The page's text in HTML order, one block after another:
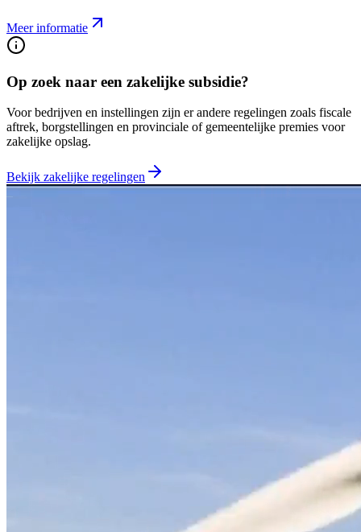
Meer informatie
Op zoek naar een zakelijke subsidie?
Voor bedrijven en instellingen zijn er andere regelingen zoals fiscale
aftrek, borgstellingen en provinciale of gemeentelijke premies voor
zakelijke opslag.
Bekijk zakelijke regelingen